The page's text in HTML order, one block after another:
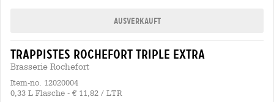
Ausverkauft
trappistes rochefort triple extra
Brasserie Rochefort
Item-no. 12020004
0,33 L Flasche - € 11,82 / LTR